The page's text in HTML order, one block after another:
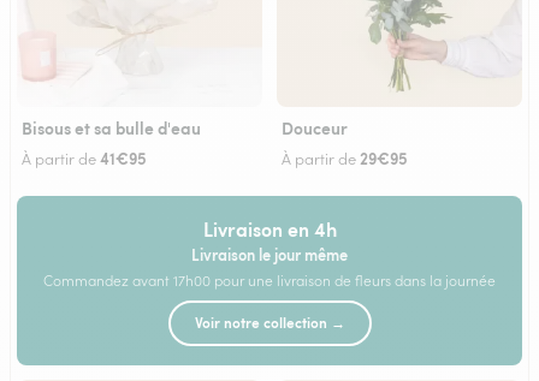
Bisous et sa bulle d'eau
À partir de41€95
Douceur
À partir de29€95
Livraison en 4h
Livraison le jour même
Commandez avant 17h00 pour une livraison de fleurs dans la journée
Voir notre collection →